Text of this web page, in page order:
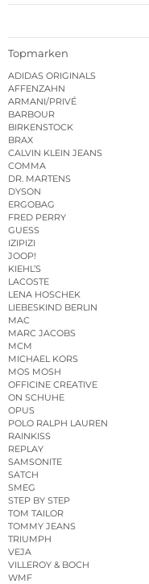
Topmarken
ADIDAS ORIGINALS
AFFENZAHN
ARMANI/PRIVÉ
BARBOUR
BIRKENSTOCK
BRAX
CALVIN KLEIN JEANS
COMMA
DR. MARTENS
DYSON
ERGOBAG
FRED PERRY
GUESS
IZIPIZI
JOOP!
KIEHL’S
LACOSTE
LENA HOSCHEK
LIEBESKIND BERLIN
MAC
MARC JACOBS
MCM
MICHAEL KORS
MOS MOSH
OFFICINE CREATIVE
ON SCHUHE
OPUS
POLO RALPH LAUREN
RAINKISS
REPLAY
SAMSONITE
SATCH
SMEG
STEP BY STEP
TOM TAILOR
TOMMY JEANS
TRIUMPH
VEJA
VILLEROY & BOCH
WMF